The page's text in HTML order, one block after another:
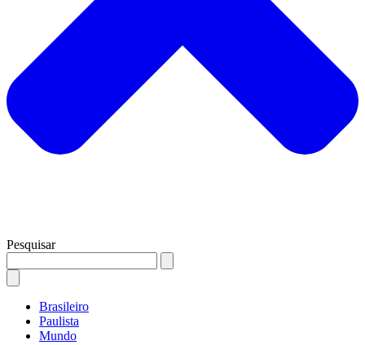
Pesquisar
Brasileiro
Paulista
Mundo